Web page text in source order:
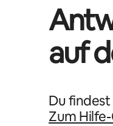
auf
Du
Zum